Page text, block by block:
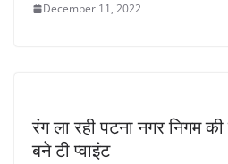
December 11, 2022
रंग ला रही पटना नगर निगम की
बने टी प्वाइंट